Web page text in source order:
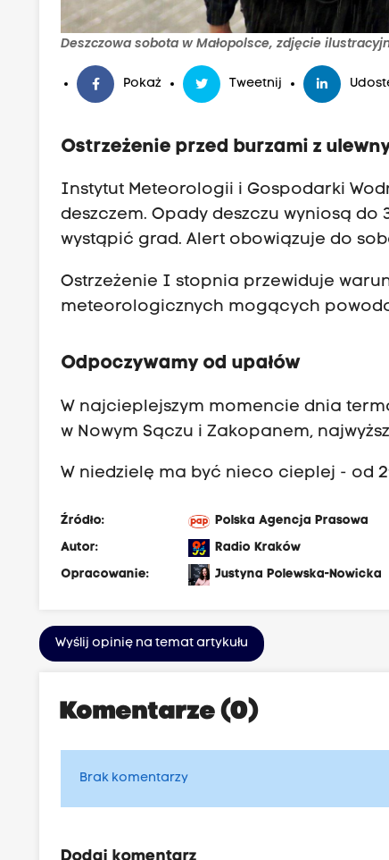
Deszczowa sobota w Małopolsce, zdjęcie
Pokaż Tweetnij
Ostrzeżenie przed burzami z
Instytut Meteorologii i Gospodarki
deszczem. Opady deszczu wyniosą
wystąpić grad. Alert obowiązuje do
Ostrzeżenie I stopnia przewiduje
meteorologicznych mogących
Odpoczywamy od upałów
W najcieplejszym momencie dnia
w Nowym Sączu i Zakopanem,
W niedzielę ma być nieco cieplej - od
Źródło:
Polska Agencja Prasowa
Autor:
Radio Kraków
Opracowanie:
Justyna Polewska-Nowicka
Wyślij opinię na temat artykułu
Komentarze (0)
Brak komentarzy